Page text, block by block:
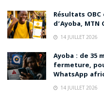
Résultats
d’Ayoba,
14 JUILLET 2026
Ayoba : de 35
fermeture,
WhatsApp
14 JUILLET 2026